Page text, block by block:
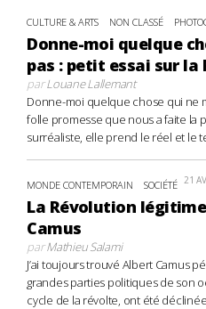
CULTURE & ARTS NON CLASSÉ
Donne-moi quelque
pas : petit essai sur la
parLouane Lallemant
Donne-moi quelque chose qui ne
folle promesse que nous a faite la
surréaliste, elle prend le réel et le
MONDE CONTEMPORAIN SOCIÉTÉ 21
La Révolution légitime
Camus
parMathieu Salami
J’ai toujours trouvé Albert Camus
grandes parties politiques de son
cycle de la révolte, ont été